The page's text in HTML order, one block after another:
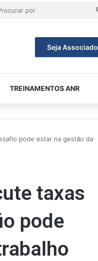
Seja Associado
TREINAMENTOS ANR
pode estar na gestão da
taxas
pode